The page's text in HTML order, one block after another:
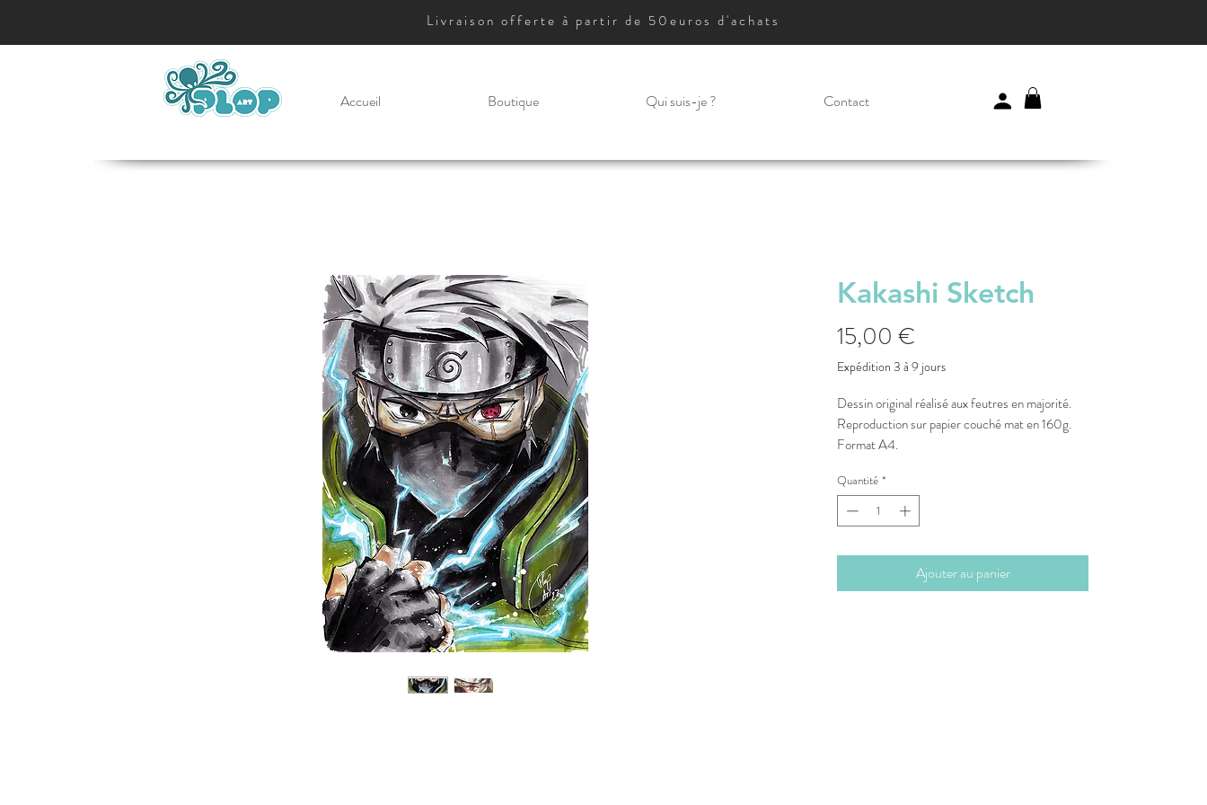
Livraison offerte à partir de 50euros d'achats
Accueil Boutique Qui suis-je ? Contact
Kakashi Sketch
15,00 €
Expédition 3 à 9 jours
Dessin original réalisé aux feutres en majorité.
Reproduction sur papier couché mat en 160g.
Format A4.
Quantité *
Ajouter au panier